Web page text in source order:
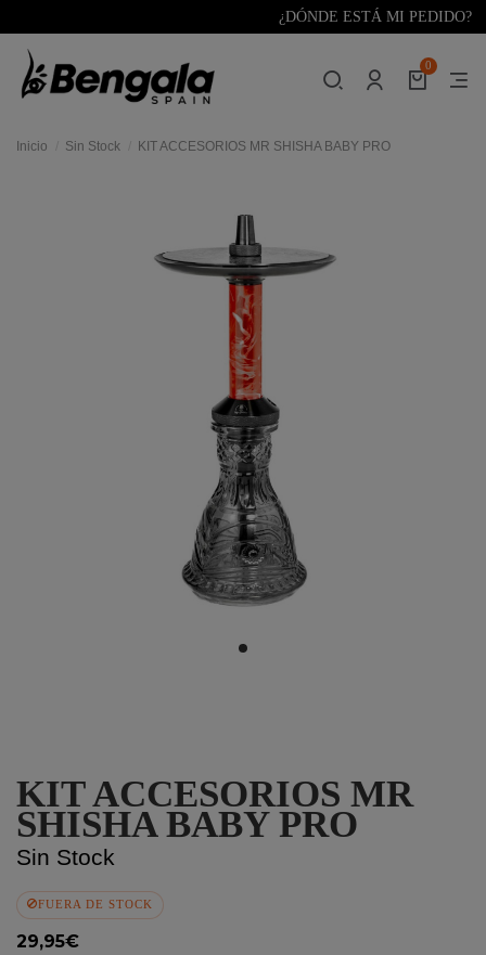
¿DÓNDE ESTÁ MI PEDIDO?
0
Inicio Sin Stock KIT ACCESORIOS MR SHISHA BABY PRO
KIT ACCESORIOS MR
SHISHA BABY PRO
Sin Stock
FUERA DE STOCK
29,95€